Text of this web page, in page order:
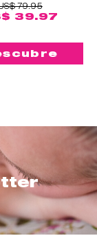
79.95
39.97